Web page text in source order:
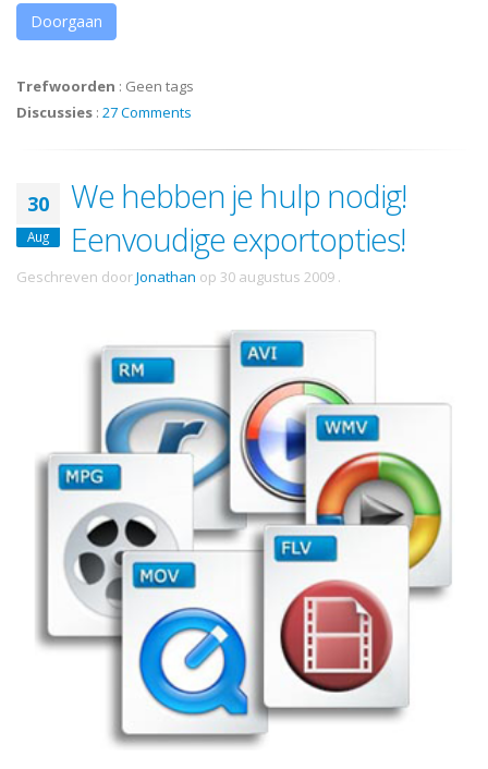
Doorgaan
Trefwoorden : Geen tags
Discussies : 27 Comments
30
Aug
We hebben je hulp nodig!
Eenvoudige exportopties!
Geschreven doorJonathan op 30 augustus 2009 .